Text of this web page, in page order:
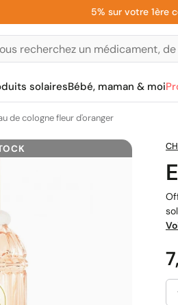
5% sur votre 1ère
solairesBébé, maman & moi
de cologne fleur d'oranger